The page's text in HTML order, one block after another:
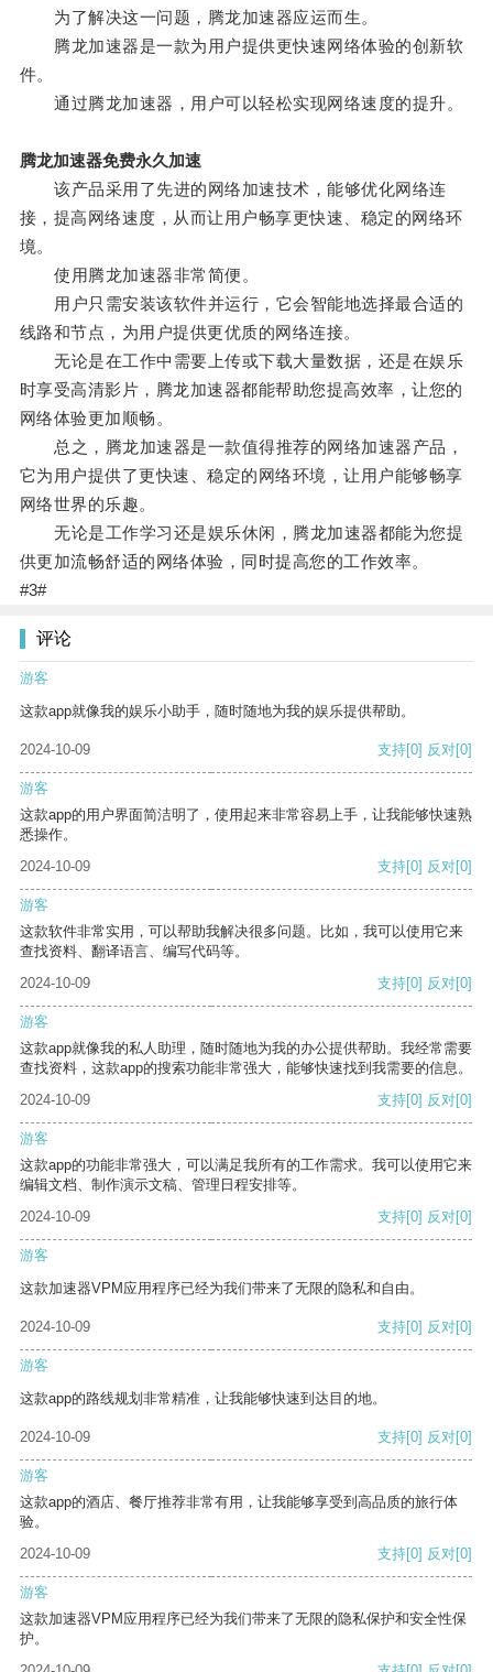
为了解决这一问题，腾龙加速器应运而生。
腾龙加速器是一款为用户提供更快速网络体验的创新软
件。
通过腾龙加速器，用户可以轻松实现网络速度的提升。
腾龙加速器免费永久加速
该产品采用了先进的网络加速技术，能够优化网络连
接，提高网络速度，从而让用户畅享更快速、稳定的网络环
境。
使用腾龙加速器非常简便。
用户只需安装该软件并运行，它会智能地选择最合适的
线路和节点，为用户提供更优质的网络连接。
无论是在工作中需要上传或下载大量数据，还是在娱乐
时享受高清影片，腾龙加速器都能帮助您提高效率，让您的
网络体验更加顺畅。
总之，腾龙加速器是一款值得推荐的网络加速器产品，
它为用户提供了更快速、稳定的网络环境，让用户能够畅享
网络世界的乐趣。
无论是工作学习还是娱乐休闲，腾龙加速器都能为您提
供更加流畅舒适的网络体验，同时提高您的工作效率。
#3#
评论
游客
这款app就像我的娱乐小助手，随时随地为我的娱乐提供帮助。
2024-10-09 支持[0] 反对[0]
游客
这款app的用户界面简洁明了，使用起来非常容易上手，让我能够快速熟
悉操作。
2024-10-09
支持[0] 反对[0]
游客
这款软件非常实用，可以帮助我解决很多问题。比如，我可以使用它来
查找资料、翻译语言、编写代码等。
2024-10-09
支持[0] 反对[0]
游客
这款app就像我的私人助理，随时随地为我的办公提供帮助。我经常需要
查找资料，这款app的搜索功能非常强大，能够快速找到我需要的信息。
2024-10-09
支持[0] 反对[0]
游客
这款app的功能非常强大，可以满足我所有的工作需求。我可以使用它来
编辑文档、制作演示文稿、管理日程安排等。
2024-10-09
支持[0] 反对[0]
游客
这款加速器VPM应用程序已经为我们带来了无限的隐私和自由。
2024-10-09 支持[0] 反对[0]
游客
这款app的路线规划非常精准，让我能够快速到达目的地。
2024-10-09 支持[0] 反对[0]
游客
这款app的酒店、餐厅推荐非常有用，让我能够享受到高品质的旅行体
验。
2024-10-09
支持[0] 反对[0]
游客
这款加速器VPM应用程序已经为我们带来了无限的隐私保护和安全性保
护。